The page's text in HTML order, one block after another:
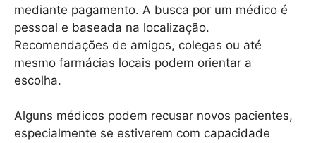
mediante pagamento. A busca por um médico é
pessoal e baseada na localização.
Recomendações de amigos, colegas ou até
mesmo farmácias locais podem orientar a
escolha.
Alguns médicos podem recusar novos pacientes,
especialmente se estiverem com capacidade